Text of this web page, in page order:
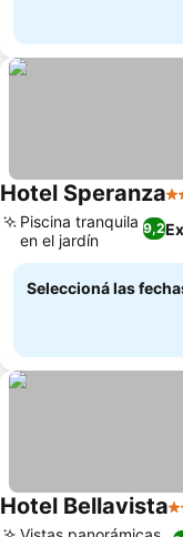
Hotel Speranza3
9,2
Piscina tranquila
en el jardín
Seleccioná las
Hotel Bellavista3